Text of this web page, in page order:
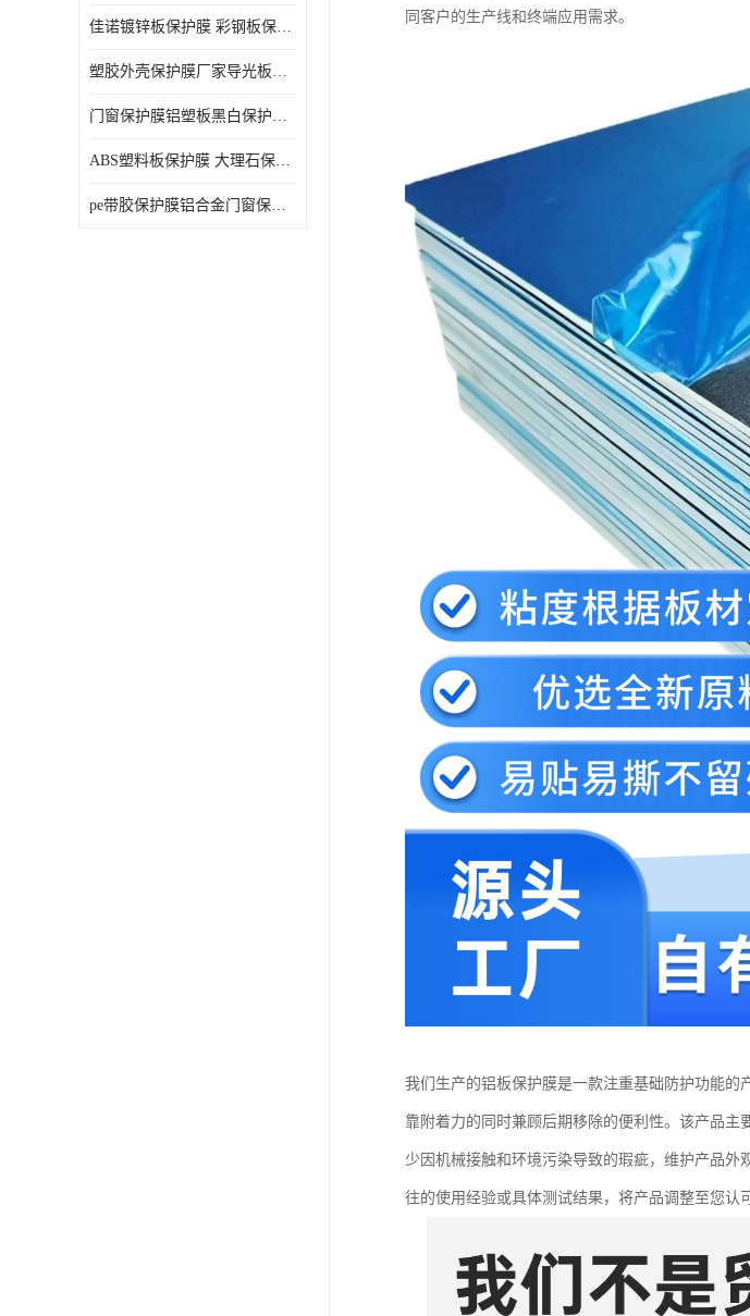
佳诺镀锌板保护膜 彩钢板保护pe保护膜
塑胶外壳保护膜厂家导光板保护膜 铝单板保护膜胶带易撕不留胶
门窗保护膜铝塑板黑白保护膜外墙保温板保护膜
ABS塑料板保护膜 大理石保护膜 缠鱼竿保护膜
pe带胶保护膜铝合金门窗保护不锈钢板保护膜大理石建筑材料保护
同客户的生产线和终端应用需求。
我们生产的铝板保护膜是一款注重基础防护功能的
靠附着力的同时兼顾后期移除的便利性。该产品
少因机械接触和环境污染导致的瑕疵，维护产品
往的使用经验或具体测试结果，将产品调整至您认